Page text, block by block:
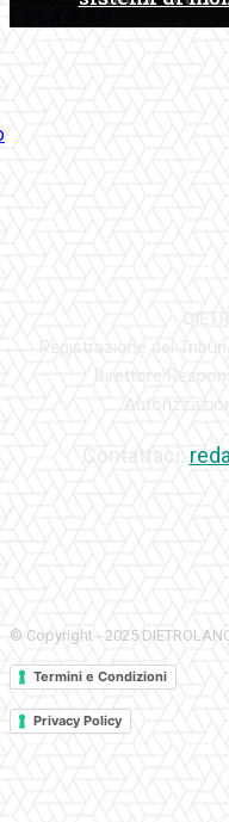
© Copyright - 2025
Termini e Condizioni
Privacy Policy